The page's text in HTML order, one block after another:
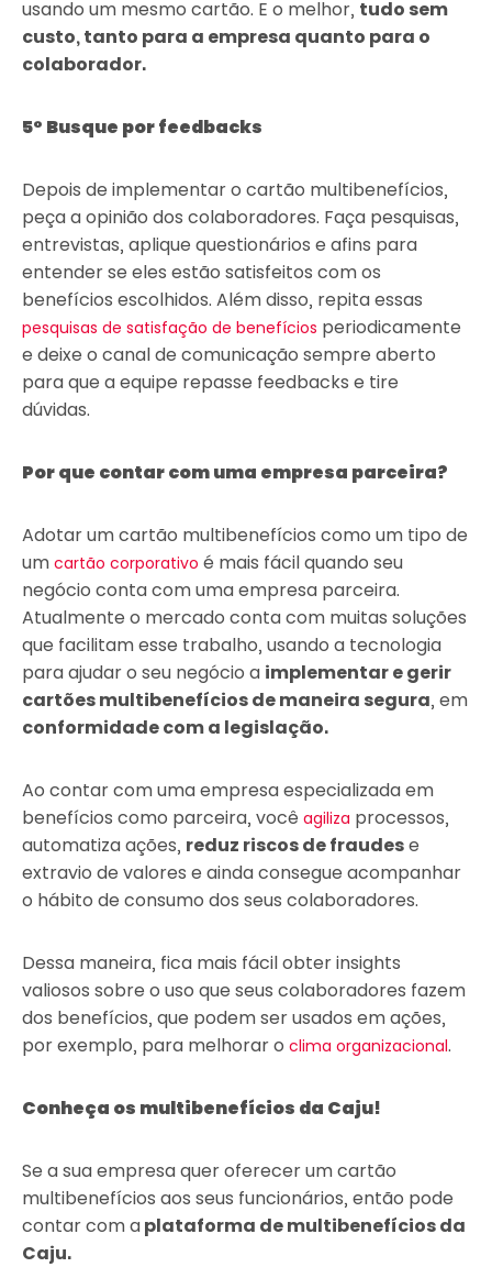
usando um mesmo cartão. E o melhor, tudo sem
custo, tanto para a empresa quanto para o
colaborador.
5° Busque por feedbacks
Depois de implementar o cartão multibenefícios,
peça a opinião dos colaboradores. Faça pesquisas,
entrevistas, aplique questionários e afins para
entender se eles estão satisfeitos com os
benefícios escolhidos. Além disso, repita essas
pesquisas de satisfação de benefícios periodicamente
e deixe o canal de comunicação sempre aberto
para que a equipe repasse feedbacks e tire
dúvidas.
Por que contar com uma empresa parceira?
Adotar um cartão multibenefícios como um tipo de
um cartão corporativo é mais fácil quando seu
negócio conta com uma empresa parceira.
Atualmente o mercado conta com muitas soluções
que facilitam esse trabalho, usando a tecnologia
para ajudar o seu negócio a implementar e gerir
cartões multibenefícios de maneira segura, em
conformidade com a legislação.
Ao contar com uma empresa especializada em
benefícios como parceira, você agiliza processos,
automatiza ações, reduz riscos de fraudese
extravio de valores e ainda consegue acompanhar
o hábito de consumo dos seus colaboradores.
Dessa maneira, fica mais fácil obter insights
valiosos sobre o uso que seus colaboradores fazem
dos benefícios, que podem ser usados em ações,
por exemplo, para melhorar o clima organizacional.
Conheça os multibenefícios da Caju!
Se a sua empresa quer oferecer um cartão
multibenefícios aos seus funcionários, então pode
contar com aplataforma de multibenefícios da
Caju.